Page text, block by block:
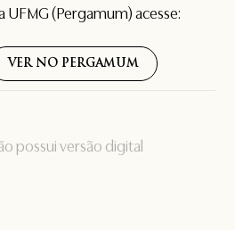
possui versão digital
UFMG (Pergamum) acesse:
VER NO PERGAMUM